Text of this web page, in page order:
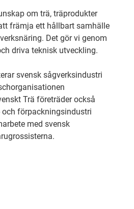
om trä, träprodukter
främja ett hållbart samhälle
Det gör vi genom
driva teknisk utveckling.
svensk sågverksindustri
Trä företräder också
och förpackningsindustri
med svensk